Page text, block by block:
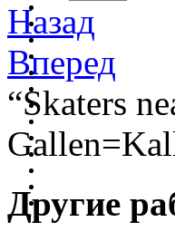
Назад
Вперед
“Skaters
Другие